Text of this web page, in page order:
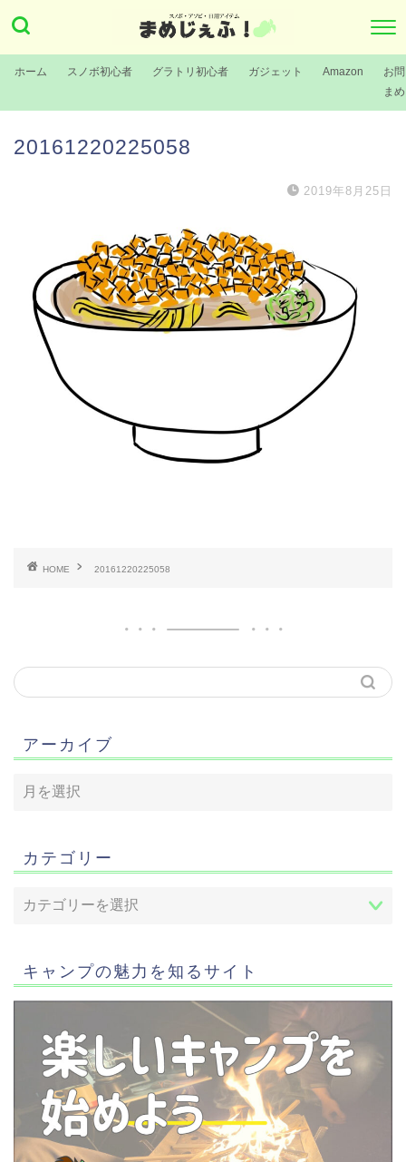
ホーム スノボ初心者 グラトリ初心者 ガジェット Amazon
お
ま
20161220225058
2019年8月25日
HOME 20161220225058
アーカイブ
カテゴリー
キャンプの魅力を知るサイト